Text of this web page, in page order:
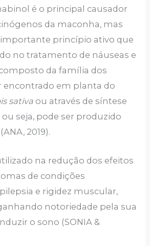
é o principal causador
da maconha, mas
princípio ativo que
no tratamento de náuseas e
da família dos
encontrado em planta do
sativa ou através de síntese
seja, pode ser produzido
2019).
na redução dos efeitos
de condições
e rigidez muscular,
notoriedade pela sua
o sono (SONIA &